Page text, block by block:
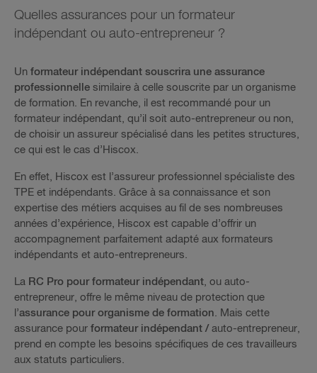
Quelles assurances pour un formateur
indépendant ou auto-entrepreneur ?
Un formateur indépendant souscrira une assurance
professionnelle similaire à celle souscrite par un organisme
de formation. En revanche, il est recommandé pour un
formateur indépendant, qu’il soit auto-entrepreneur ou non,
de choisir un assureur spécialisé dans les petites structures,
ce qui est le cas d’Hiscox.
En effet, Hiscox est l’assureur professionnel spécialiste des
TPE et indépendants. Grâce à sa connaissance et son
expertise des métiers acquises au fil de ses nombreuses
années d’expérience, Hiscox est capable d’offrir un
accompagnement parfaitement adapté aux formateurs
indépendants et auto-entrepreneurs.
La RC Pro pour formateur indépendant, ou auto-
entrepreneur, offre le même niveau de protection que
l’assurance pour organisme de formation. Mais cette
assurance pour formateur indépendant / auto-entrepreneur,
prend en compte les besoins spécifiques de ces travailleurs
aux statuts particuliers.